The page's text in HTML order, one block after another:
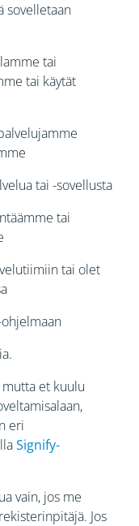
sovelletaan
tai
tai käytät
tai -sovellusta
tai
tai olet
mutta et kuulu
eri
Signify-
vain, jos me
Jos